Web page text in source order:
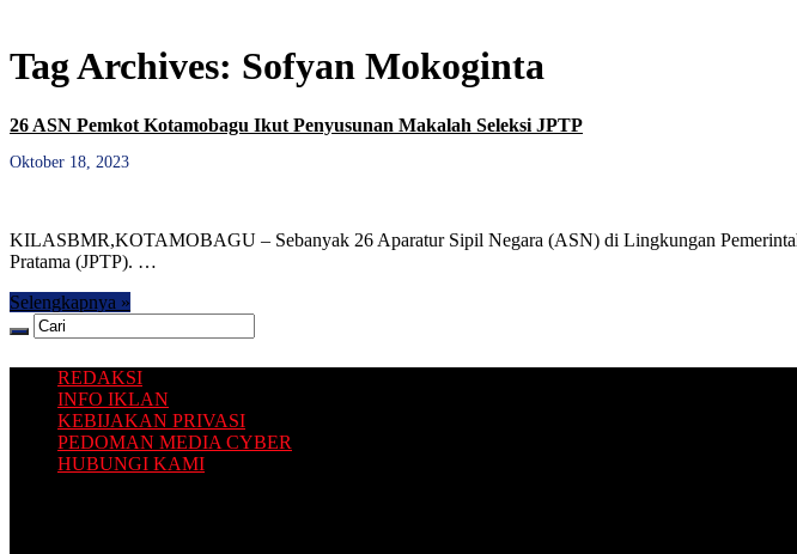
Tag Archives: Sofyan Mokoginta
26 ASN Pemkot Kotamobagu Ikut Penyusunan Makalah Seleksi JPTP
Oktober 18, 2023
KILASBMR,KOTAMOBAGU – Sebanyak 26 Aparatur Sipil Negara (ASN) di Lingkungan
Pratama (JPTP). …
Selengkapnya »
REDAKSI
INFO IKLAN
KEBIJAKAN PRIVASI
PEDOMAN MEDIA CYBER
HUBUNGI KAMI